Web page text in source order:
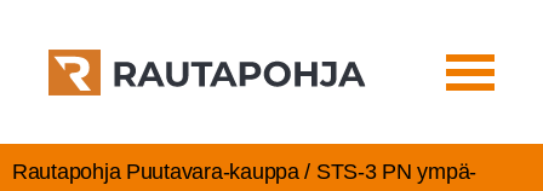
Rautapohja Puutavara-kauppa / STS‑3 PN ympä­